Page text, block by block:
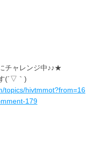
チャレンジ中♪♪★
(´▽｀)
topics/hivtmmot?from=16
179